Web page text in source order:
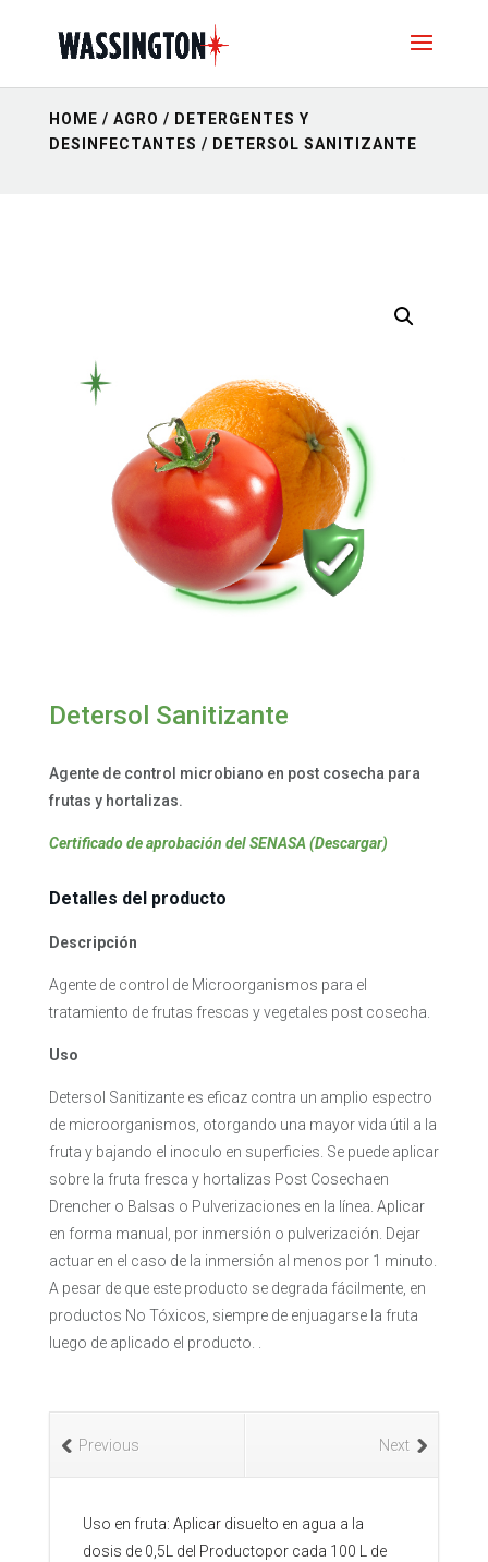
HOME / AGRO / DETERGENTES Y
DESINFECTANTES / DETERSOL SANITIZANTE
Detersol Sanitizante
Agente de control microbiano en post cosecha para
frutas y hortalizas.
Certificado de aprobación del SENASA (Descargar)
Detalles del producto
Descripción
Agente de control de Microorganismos para el
tratamiento de frutas frescas y vegetales post cosecha.
Uso
Detersol Sanitizante es eficaz contra un amplio espectro
de microorganismos, otorgando una mayor vida útil a la
fruta y bajando el inoculo en superficies. Se puede aplicar
sobre la fruta fresca y hortalizas Post Cosechaen
Drencher o Balsas o Pulverizaciones en la línea. Aplicar
en forma manual, por inmersión o pulverización. Dejar
actuar en el caso de la inmersión al menos por 1 minuto.
A pesar de que este producto se degrada fácilmente, en
productos No Tóxicos, siempre de enjuagarse la fruta
luego de aplicado el producto. .
Next
Previous
Uso en fruta: Aplicar disuelto en agua a la
dosis de 0,5L del Productopor cada 100 L de